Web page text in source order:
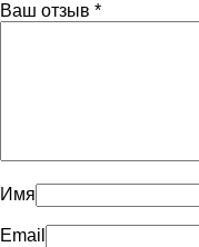
Ваш отзыв *
Имя
Email